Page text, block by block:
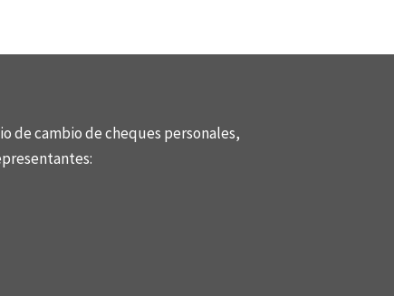
de cambio de cheques personales,